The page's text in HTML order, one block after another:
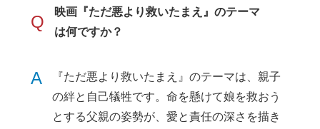
Q
映画『ただ悪より救いたまえ』のテーマ
は何ですか？
A
『ただ悪より救いたまえ』のテーマは、親子
の絆と自己犠牲です。命を懸けて娘を救おう
とする父親の姿勢が、愛と責任の深さを描き